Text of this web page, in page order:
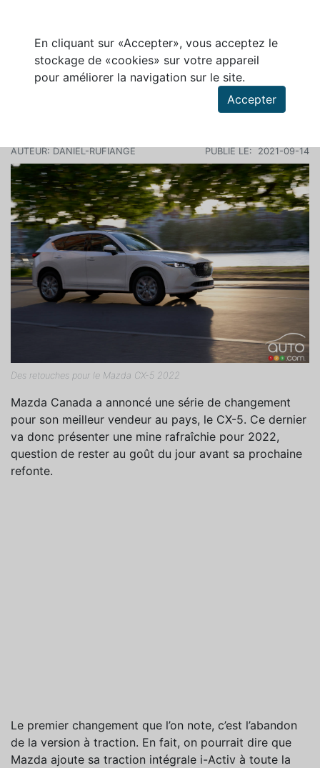
En cliquant sur «Accepter», vous acceptez le
stockage de «cookies» sur votre appareil
pour améliorer la navigation sur le site.
Accepter
AUTEUR: DANIEL-RUFIANGE PUBLIÉ LE: 2021-09-14
Des retouches pour le Mazda CX-5 2022
Mazda Canada a annoncé une série de changement
pour son meilleur vendeur au pays, le CX-5. Ce dernier
va donc présenter une mine rafraîchie pour 2022,
question de rester au goût du jour avant sa prochaine
refonte.
Le premier changement que l’on note, c’est l’abandon
de la version à traction. En fait, on pourrait dire que
Mazda ajoute sa traction intégrale i-Activ à toute la